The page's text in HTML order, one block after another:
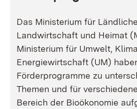
Das Ministerium für
Landwirtschaft und Heimat
Ministerium für Umwelt,
Energiewirtschaft (UM)
Förderprogramme zu
Themen und für
Bereich der Bioökonomie